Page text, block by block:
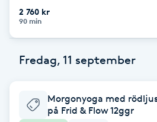
Frisör
Funktionsanalys
Färgning
2 760 kr
90 min
Fredag, 11 september
Morgonyoga med
på Frid & Flow 12ggr